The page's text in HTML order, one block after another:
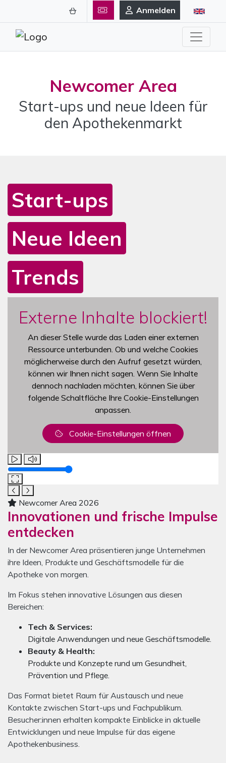
Anmelden
Newcomer Area
Start-ups und neue Ideen für
den Apothekenmarkt
Start-ups
Neue Ideen
Trends
Externe Inhalte blockiert!
An dieser Stelle wurde das Laden einer externen
Ressource unterbunden. Ob und welche Cookies
möglicherweise durch den Aufruf gesetzt würden,
können wir Ihnen nicht sagen. Wenn Sie Inhalte
dennoch nachladen möchten, können Sie über
folgende Schaltfläche Ihre Cookie-Einstellungen
anpassen.
Cookie-Einstellungen öffnen
Lautstärke
Newcomer Area 2026
Innovationen und frische Impulse
entdecken
In der Newcomer Area präsentieren junge Unternehmen
ihre Ideen, Produkte und Geschäftsmodelle für die
Apotheke von morgen.
Im Fokus stehen innovative Lösungen aus diesen
Bereichen:
Tech & Services:
Digitale Anwendungen und neue Geschäftsmodelle.
Beauty & Health:
Produkte und Konzepte rund um Gesundheit,
Prävention und Pflege.
Das Format bietet Raum für Austausch und neue
Kontakte zwischen Start-ups und Fachpublikum.
Besucher:innen erhalten kompakte Einblicke in aktuelle
Entwicklungen und neue Impulse für das eigene
Apothekenbusiness.